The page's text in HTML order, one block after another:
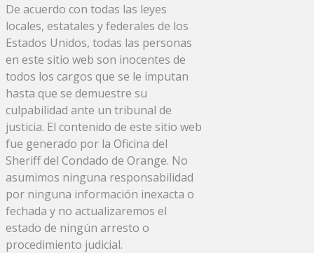
De acuerdo con todas las leyes
locales, estatales y federales de los
Estados Unidos, todas las personas
en este sitio web son inocentes de
todos los cargos que se le imputan
hasta que se demuestre su
culpabilidad ante un tribunal de
justicia. El contenido de este sitio web
fue generado por la Oficina del
Sheriff del Condado de Orange. No
asumimos ninguna responsabilidad
por ninguna información inexacta o
fechada y no actualizaremos el
estado de ningún arresto o
procedimiento judicial.